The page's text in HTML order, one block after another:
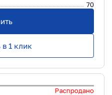
70
в 1 клик
Распродано